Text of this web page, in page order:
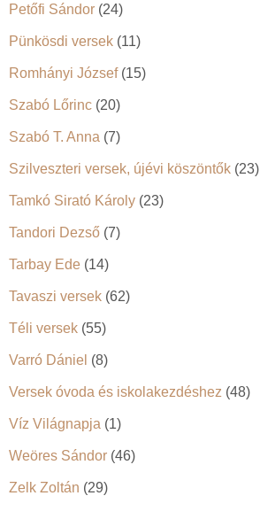
Petőfi Sándor (24)
Pünkösdi versek (11)
Romhányi József(15)
Szabó Lőrinc (20)
Szabó T. Anna (7)
Szilveszteri versek, újévi köszöntők (23)
Tamkó Sirató Károly (23)
Tandori Dezső (7)
Tarbay Ede (14)
Tavaszi versek (62)
Téli versek (55)
Varró Dániel (8)
Versek óvoda és iskolakezdéshez (48)
Víz Világnapja (1)
Weöres Sándor (46)
Zelk Zoltán (29)